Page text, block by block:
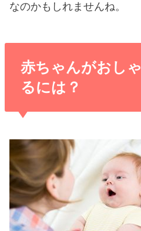
なのかもしれませんね。
赤ちゃんがおし
るには？